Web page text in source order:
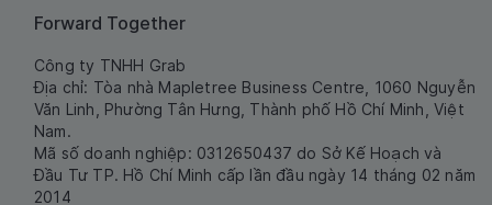
Forward Together
Công ty TNHH Grab
Địa chỉ: Tòa nhà Mapletree Business Centre, 1060 Nguyễn
Văn Linh, Phường Tân Hưng, Thành phố Hồ Chí Minh, Việt
Nam.
Mã số doanh nghiệp: 0312650437 do Sở Kế Hoạch và
Đầu Tư TP. Hồ Chí Minh cấp lần đầu ngày 14 tháng 02 năm
2014